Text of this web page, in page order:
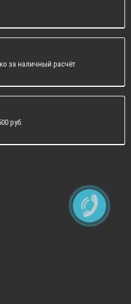
за наличный расчёт
руб.